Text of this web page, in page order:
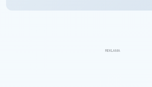
REKLAMA